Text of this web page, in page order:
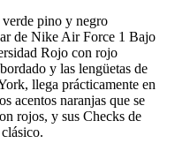
verde pino y negro
de Nike Air Force 1 Bajo
Rojo con rojo
y las lengüetas de
llega prácticamente en
acentos naranjas que se
rojos, y sus Checks de